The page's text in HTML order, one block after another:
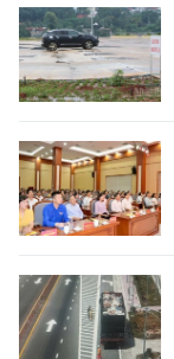
РУССКИЙ
ESPAÑOL